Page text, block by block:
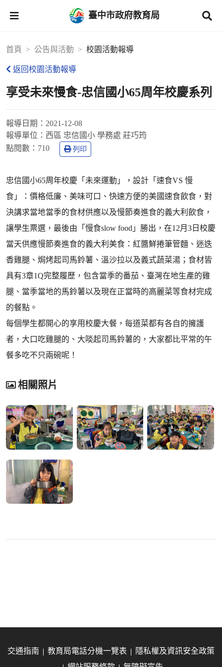
臺中市政府教育局
首頁 公告與活動 校園活動報導
返回校園活動報導
享受未來慢食-忠信國小65周年校慶系列
報導日期： 2021-12-08
報導單位： 西區 忠信國小 學務處 莊巧筠
點閱數： 710 列印
忠信國小65周年校慶「未來運動」，設計「速食VS 慢
食」：價格低廉、美味可口、快速方便的美國速食飲食，對
決講求當地當季的食材供應以及慢節奏進食的義大利飲食，
讓學生票選，最後由「慢食slow food」勝出，在12月3日校慶
當天供應慢節奏進食的義大利美食：紅醬鮮捲筆管麵、迷迭
香雞腿、焗烤起司馬鈴薯、溫沙拉以及義式蔬菜湯；食材皆
具有3章1Q完整履歷，包含當季的番茄、臺灣在地生產的雞
腿、當季當地的馬鈴薯以及現在正當時的高麗菜等食材完成
的餐點。
每個學生都開心的享用校慶大餐，每道菜都有各自的擁護
者，大口吃雞腿的、大啖起司馬鈴薯的，大家都比平常的午
餐多吃不只兩碗呢！
相關照片
交通指南 教育局電話分機一覽表
隱私權及資訊安全政策